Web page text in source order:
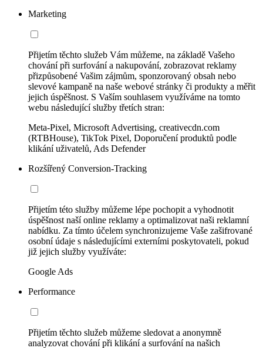
Marketing
Přijetím těchto služeb Vám můžeme, na základě Vašeho
chování při surfování a nakupování, zobrazovat reklamy
přizpůsobené Vašim zájmům, sponzorovaný obsah nebo
slevové kampaně na naše webové stránky či produkty a měřit
jejich úspěšnost. S Vaším souhlasem využíváme na tomto
webu následující služby třetích stran:
Meta-Pixel, Microsoft Advertising, creativecdn.com
(RTBHouse), TikTok Pixel, Doporučení produktů podle
klikání uživatelů, Ads Defender
Rozšířený Conversion-Tracking
Přijetím této služby můžeme lépe pochopit a vyhodnotit
úspěšnost naší online reklamy a optimalizovat naši reklamní
nabídku. Za tímto účelem synchronizujeme Vaše zašifrované
osobní údaje s následujícími externími poskytovateli, pokud
již jejich služby využíváte:
Google Ads
Performance
Přijetím těchto služeb můžeme sledovat a anonymně
analyzovat chování při klikání a surfování na našich